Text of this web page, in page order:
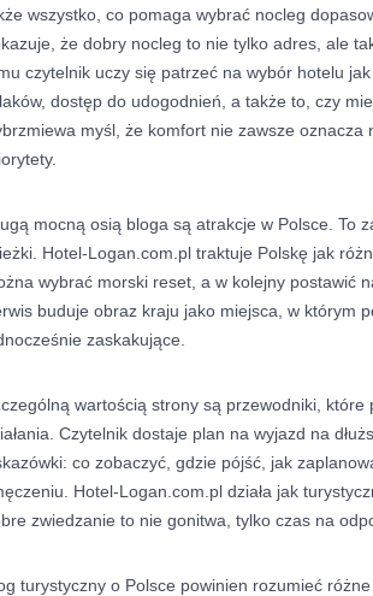
wszystko, co pomaga wybrać nocleg
że dobry nocleg to nie tylko adres, ale
czytelnik uczy się patrzeć na wybór hotelu
dostęp do udogodnień, a także to, czy
myśl, że komfort nie zawsze oznacza
mocną osią bloga są atrakcje w Polsce. To
Hotel-Logan.com.pl traktuje Polskę jak
wybrać morski reset, a w kolejny postawić
buduje obraz kraju jako miejsca, w którym
zaskakujące.
wartością strony są przewodniki, które
Czytelnik dostaje plan na wyjazd na
co zobaczyć, gdzie pójść, jak
Hotel-Logan.com.pl działa jak
zwiedzanie to nie gonitwa, tylko czas na
turystyczny o Polsce powinien rozumieć